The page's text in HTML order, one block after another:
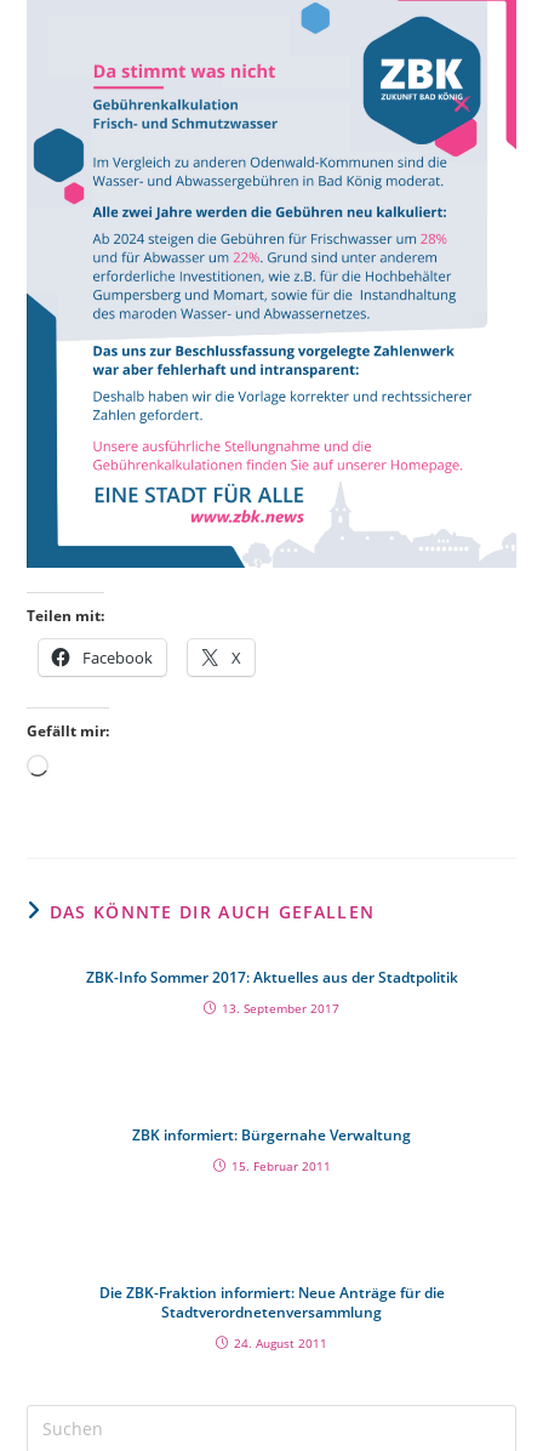
Teilen mit:
Facebook X
Gefällt mir:
DAS KÖNNTE DIR AUCH GEFALLEN
ZBK-Info Sommer 2017: Aktuelles aus der Stadtpolitik
13. September 2017
ZBK informiert: Bürgernahe Verwaltung
15. Februar 2011
Die ZBK-Fraktion informiert: Neue Anträge für die
Stadtverordnetenversammlung
24. August 2011